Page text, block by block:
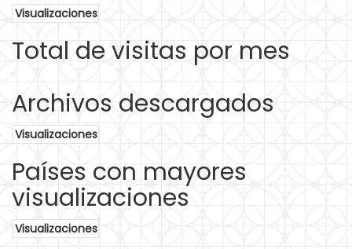
Visualizaciones
Total de visitas por mes
Archivos descargados
Visualizaciones
Países con mayores
visualizaciones
Visualizaciones